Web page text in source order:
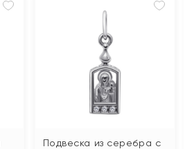
Подвеска из серебра с